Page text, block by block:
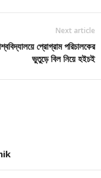
Next article
প্রোগ্রাম পরিচালকের
ভুতুড়ে বিল নিয়ে হইচই